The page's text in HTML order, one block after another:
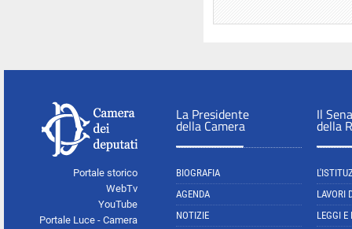
Portale storico
WebTv
YouTube
Portale Luce - Camera
La Presidente
della Camera
BIOGRAFIA
AGENDA
NOTIZIE
Il
della
LAVORI
LEGGI E